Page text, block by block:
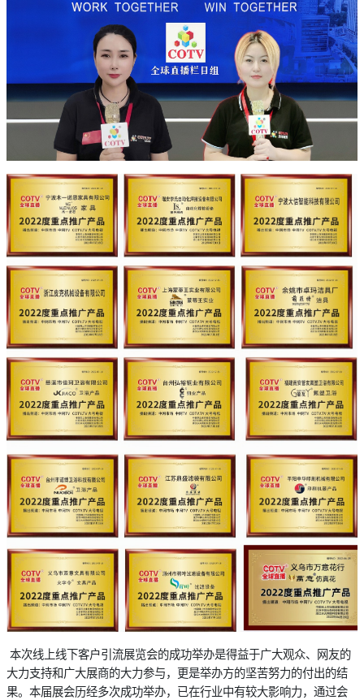
本次线上线下客户引流展览会的成功举办是得益于广大观众、网友的
大力支持和广大展商的大力参与，更是举办方的坚苦努力的付出的结
果。本届展会历经多次成功举办，已在行业中有较大影响力，通过会